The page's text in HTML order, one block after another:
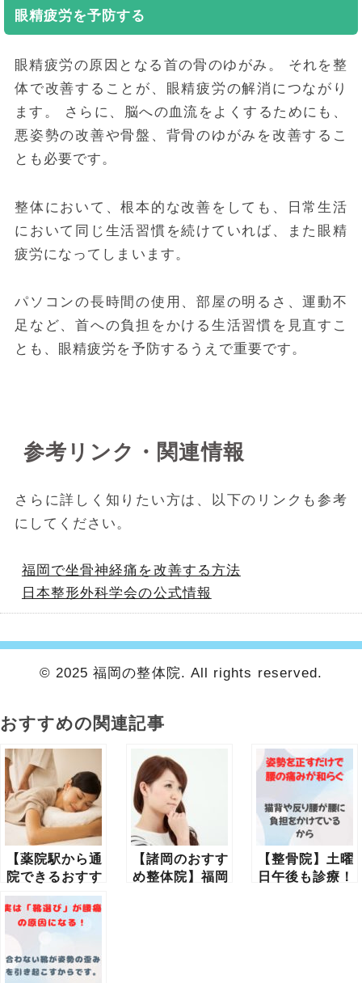
眼精疲労を予防する
眼精疲労の原因となる首の骨のゆがみ。
それを整
体で改善することが、眼精疲労の解消につながり
ます。
さらに、脳への血流をよくするためにも、
悪姿勢の改善や骨盤、背骨のゆがみを改善するこ
とも必要です。
整体において、根本的な改善をしても、日常生活
において同じ生活習慣を続けていれば、また眼精
疲労になってしまいます。
パソコンの長時間の使用、部屋の明るさ、運動不
足など、首への負担をかける生活習慣を見直すこ
とも、眼精疲労を予防するうえで重要です。
参考リンク・関連情報
さらに詳しく知りたい方は、以下のリンクも参考
にしてください。
福岡で坐骨神経痛を改善する方法
日本整形外科学会の公式情報
© 2025 福岡の整体院. All rights reserved.
おすすめの関連記事
【薬院駅から通
院できるおすす
め整骨院】
【諸岡のおすす
め整体院】福岡
【整骨院】土曜
日午後も診療！